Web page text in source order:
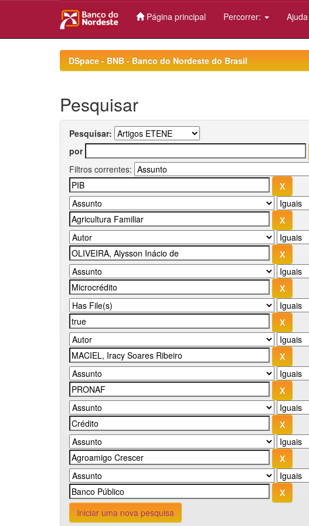
Página principal Percorrer: Ajuda
DSpace - BNB - Banco do Nordeste do Brasil
Pesquisar
Pesquisar:
por
Filtros correntes:
Iniciar uma nova pesquisa